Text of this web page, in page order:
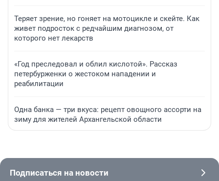
Теряет зрение, но гоняет на мотоцикле и скейте. Как
живет подросток с редчайшим диагнозом, от
которого нет лекарств
«Год преследовал и облил кислотой». Рассказ
петербурженки о жестоком нападении и
реабилитации
Одна банка — три вкуса: рецепт овощного ассорти на
зиму для жителей Архангельской области
Подписаться на новости